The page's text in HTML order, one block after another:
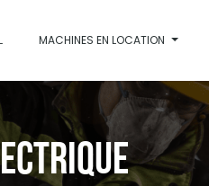
MACHINES EN LOCATION